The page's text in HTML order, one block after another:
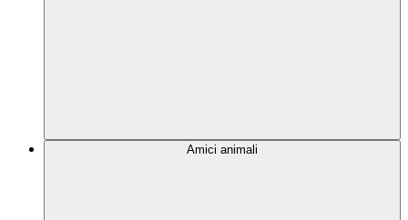
Amici animali